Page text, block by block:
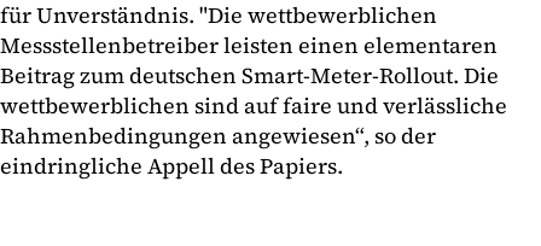
für Unverständnis. "Die wettbewerblichen
Messstellenbetreiber leisten einen elementaren
Beitrag zum deutschen Smart-Meter-Rollout. Die
wettbewerblichen sind auf faire und verlässliche
Rahmenbedingungen angewiesen“, so der
eindringliche Appell des Papiers.